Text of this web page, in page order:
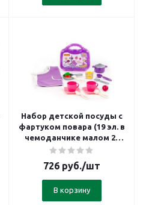
Набор детской посуды с
фартуком повара (19 эл. в
чемоданчике малом 23
см)
726 руб./шт
В корзину